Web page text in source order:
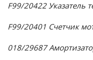
F99/20422 Указатель
F99/20401 Счетчик
018/29687